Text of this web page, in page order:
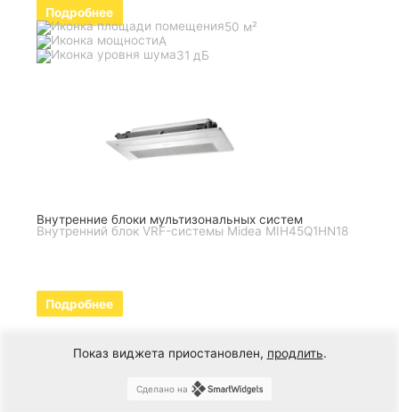
Подробнее
50 м²
A
31 дБ
Внутренние блоки мультизональных систем
Внутренний блок VRF-системы Midea MIH45Q1HN18
Подробнее
Показ виджета приостановлен, продлить.
Сделано на